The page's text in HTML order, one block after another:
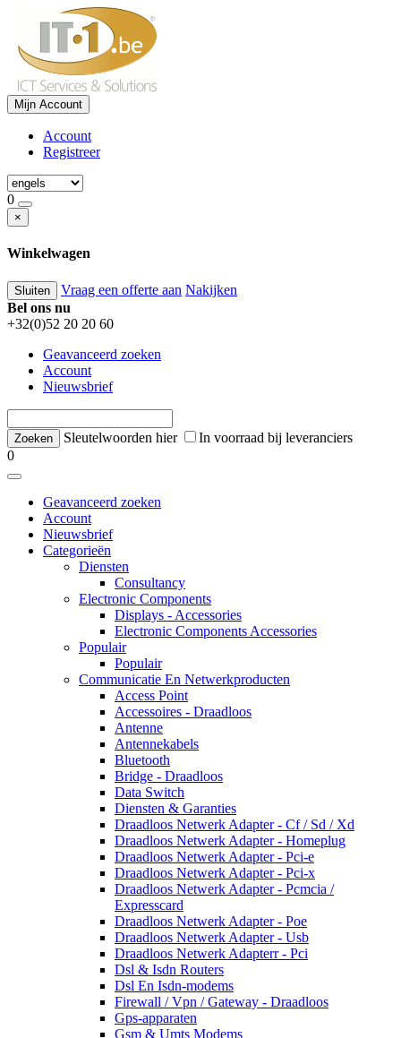
Mijn Account
Account
Registreer
0
×
Winkelwagen
Sluiten Vraag een offerte aan Nakijken
Bel ons nu
+32(0)52 20 20 60
Geavanceerd zoeken
Account
Nieuwsbrief
Sleutelwoorden hier
In voorraad bij leveranciers
0
Geavanceerd zoeken
Account
Nieuwsbrief
Categorieën
Diensten
Consultancy
Electronic Components
Displays - Accessories
Electronic Components Accessories
Populair
Populair
Communicatie En Netwerkproducten
Access Point
Accessoires - Draadloos
Antenne
Antennekabels
Bluetooth
Bridge - Draadloos
Data Switch
Diensten & Garanties
Draadloos Netwerk Adapter - Cf / Sd / Xd
Draadloos Netwerk Adapter - Homeplug
Draadloos Netwerk Adapter - Pci-e
Draadloos Netwerk Adapter - Pci-x
Draadloos Netwerk Adapter - Pcmcia /
Expresscard
Draadloos Netwerk Adapter - Poe
Draadloos Netwerk Adapter - Usb
Draadloos Netwerk Adapterr - Pci
Dsl & Isdn Routers
Dsl En Isdn-modems
Firewall / Vpn / Gateway - Draadloos
Gps-apparaten
Gsm & Umts Modems